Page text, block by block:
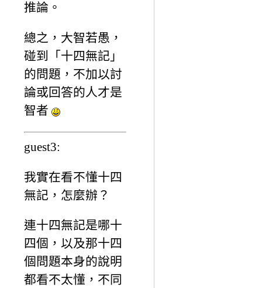
推論。
總之，大智若愚，
碰到「十四無記」
的問題，不加以討
論或回答的人才是
智者
guest3:
我實在看不懂十四
無記，怎麼辦？
連十四無記是哪十
四個，以及那十四
個問題本身的說明
都看不太懂，不同